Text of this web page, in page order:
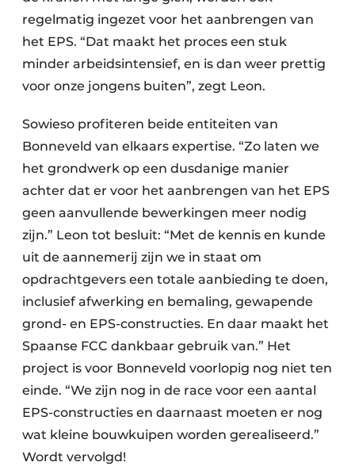
regelmatig ingezet voor het aanbrengen van
het EPS. “Dat maakt het proces een stuk
minder arbeidsintensief, en is dan weer prettig
voor onze jongens buiten”, zegt Leon.
Sowieso profiteren beide entiteiten van
Bonneveld van elkaars expertise. “Zo laten we
het grondwerk op een dusdanige manier
achter dat er voor het aanbrengen van het EPS
geen aanvullende bewerkingen meer nodig
zijn.” Leon tot besluit: “Met de kennis en kunde
uit de aannemerij zijn we in staat om
opdrachtgevers een totale aanbieding te doen,
inclusief afwerking en bemaling, gewapende
grond- en EPS-constructies. En daar maakt het
Spaanse FCC dankbaar gebruik van.” Het
project is voor Bonneveld voorlopig nog niet ten
einde. “We zijn nog in de race voor een aantal
EPS-constructies en daarnaast moeten er nog
wat kleine bouwkuipen worden gerealiseerd.”
Wordt vervolgd!